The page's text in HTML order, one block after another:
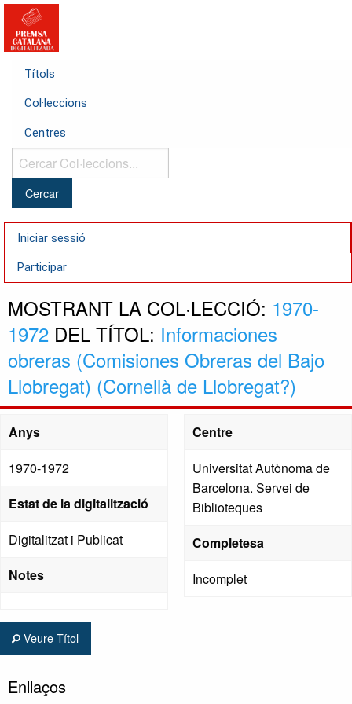
Títols
Col·leccions
Centres
Cercar
Col·leccions...
Iniciar sessió
Participar
MOSTRANT LA COL·LECCIÓ: 1970-
1972 DEL TÍTOL: Informaciones
obreras (Comisiones Obreras del Bajo
Llobregat) (Cornellà de Llobregat?)
Anys
1970-1972
Estat de la digitalització
Digitalitzat i Publicat
Notes
Centre
Universitat Autònoma de
Barcelona. Servei de
Biblioteques
Completesa
Incomplet
Veure Títol
Enllaços